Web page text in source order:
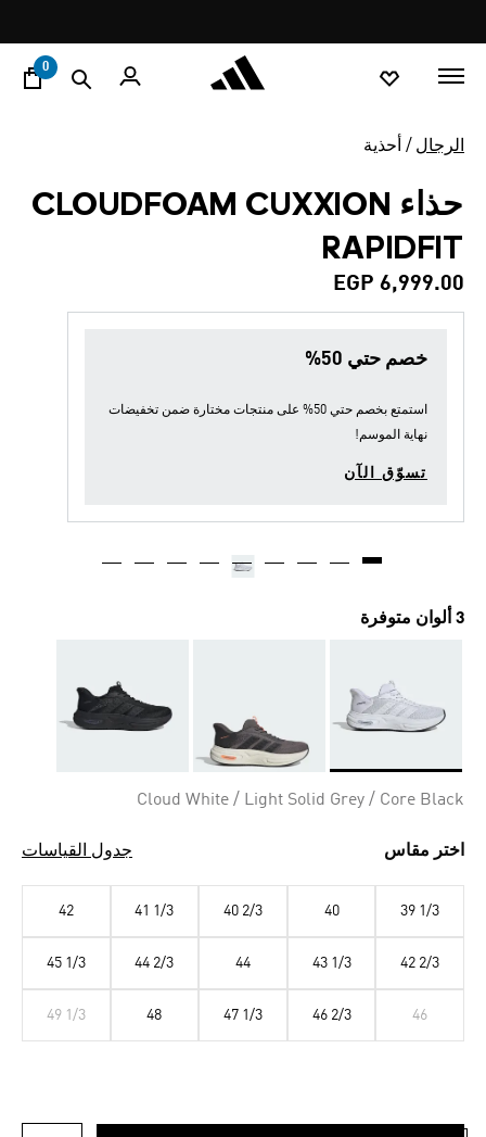
promotion
rotation
0
الرجال أحذية
حذاء CLOUDFOAM CUXXION
RAPIDFIT
EGP 6,999.00
خصم حتي 50%
استمتع بخصم حتي 50% على منتجات مختارة ضمن
تخفيضات
نهاية الموسم!
تسوّق الآن
3 ألوان متوفرة
Cloud White / Light Solid Grey / Core Black
اختر مقاس جدول القياسات
39 1/3
40
40 2/3
41 1/3
42
42 2/3
43 1/3
44
44 2/3
45 1/3
46
46 2/3
47 1/3
48
49 1/3